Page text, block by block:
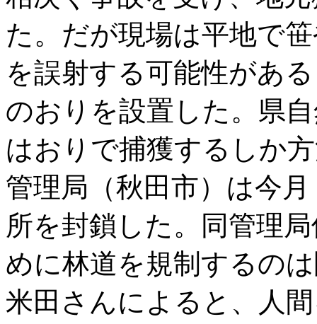
た。だが現場は平地で
を誤射する可能性があ
のおりを設置した。県
はおりで捕獲するしか
管理局（秋田市）は今
所を封鎖した。同管理
めに林道を規制するの
米田さんによると、人